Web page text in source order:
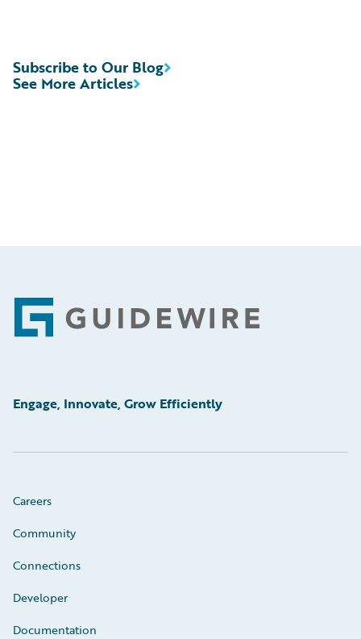
See More Articles
Subscribe to Our Blog
Footer
Engage, Innovate, Grow Efficiently
Careers
Community
Connections
Developer
Documentation